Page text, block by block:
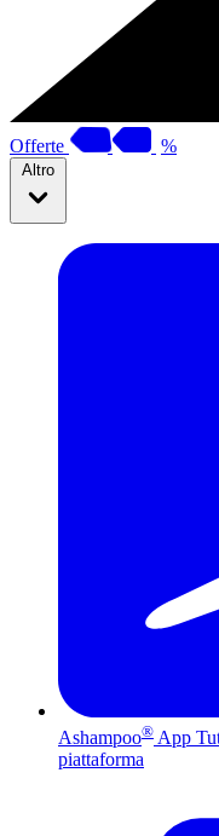
Offerte %
Altro
Ashampoo® App
piattaforma